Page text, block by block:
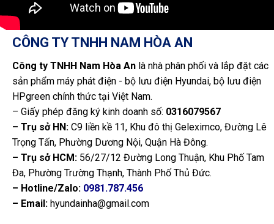
CÔNG TY TNHH NAM HÒA AN
Công ty TNHH Nam Hòa An là nhà phân phối và lắp đặt các
sản phẩm máy phát điện - bộ lưu điện Hyundai, bộ lưu điện
HPgreen chính thức tại Việt Nam.
– Giấy phép đăng ký kinh doanh số: 0316079567
– Trụ sở HN: C9 liền kề 11, Khu đô thị Geleximco, Đường Lê
Trọng Tấn, Phường Dương Nội, Quận Hà Đông.
– Trụ sở HCM: 56/27/12 Đường Long Thuận, Khu Phố Tam
Đa, Phường Trường Thạnh, Thành Phố Thủ Đức.
– Hotline/Zalo: 0981.787.456
– Email: hyundainha@gmail.com